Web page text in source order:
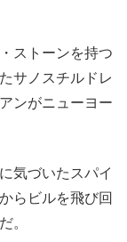
ストーンを持つ
サノスチルドレ
ンがニューヨー
気づいたスパイ
らビルを飛び回
。